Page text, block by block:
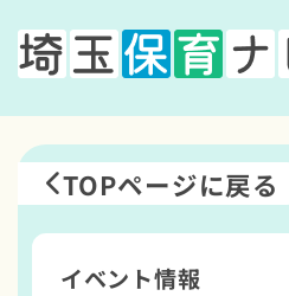
TOPページに戻る
イベント情報